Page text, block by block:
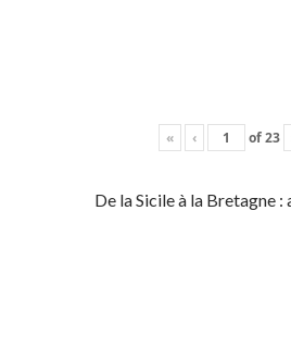
« ‹ of23
De la Sicile à la Bretagne